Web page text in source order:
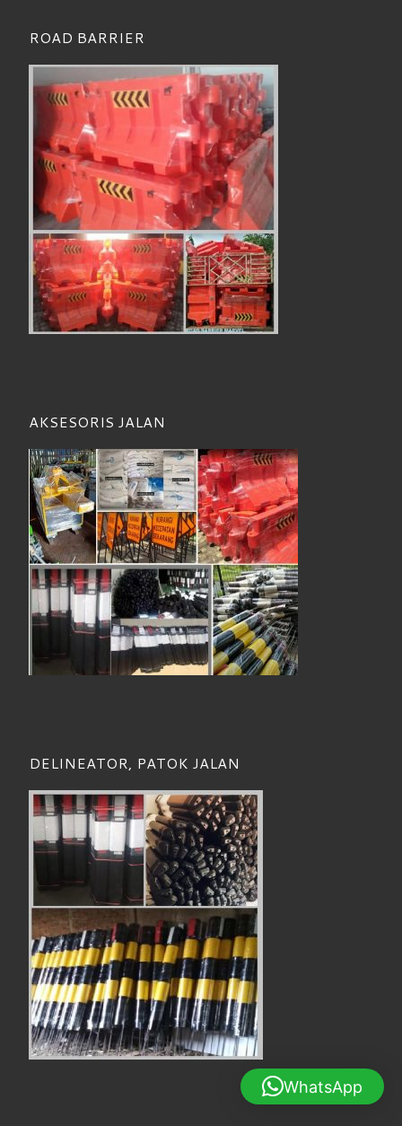
ROAD BARRIER
AKSESORIS JALAN
DELINEATOR, PATOK JALAN
WhatsApp